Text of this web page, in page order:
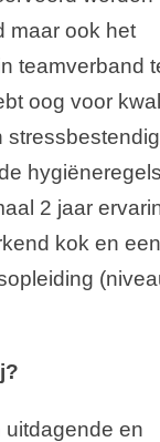
maar ook het
teamverband
oog voor
2 jaar
kok en een
uitdagende en